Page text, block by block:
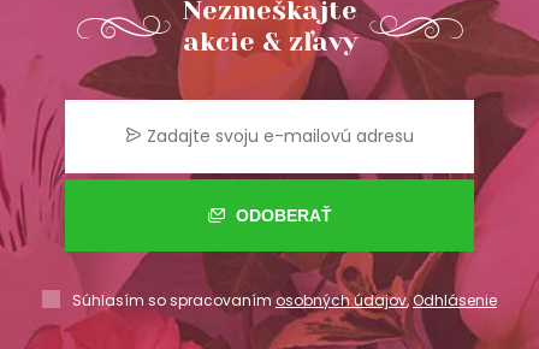
Nezmeškajte
akcie & zľavy
ODOBERAŤ
Súhlasím so spracovaním osobných údajov,Odhlásenie